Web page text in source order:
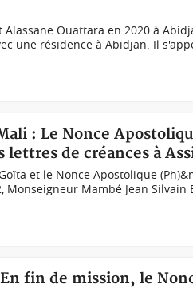
Alassane Ouattara en 2020 à
une résidence à Abidjan. Il
: Le Nonce
lettres de créances à
et le Nonce Apostolique
Monseigneur Mambé Jean
fin de mission, le